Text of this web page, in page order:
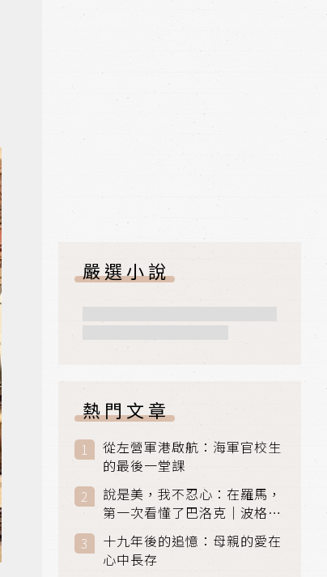
嚴選小說
熱門文章
從左營軍港啟航：海軍官校生
的最後一堂課
說是美，我不忍心：在羅馬，
第一次看懂了巴洛克｜波格賽
美術館 (Galleria Borghese)
｜義大利 羅馬
十九年後的追憶：母親的愛在
心中長存